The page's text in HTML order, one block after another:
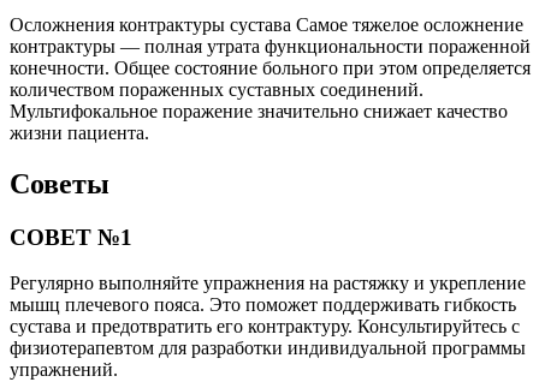
Осложнения контрактуры сустава Самое тяжелое осложнение
контрактуры — полная утрата функциональности пораженной
конечности. Общее состояние больного при этом определяется
количеством пораженных суставных соединений.
Мультифокальное поражение значительно снижает качество
жизни пациента.
Советы
СОВЕТ №1
Регулярно выполняйте упражнения на растяжку и укрепление
мышц плечевого пояса. Это поможет поддерживать гибкость
сустава и предотвратить его контрактуру. Консультируйтесь с
физиотерапевтом для разработки индивидуальной программы
упражнений.